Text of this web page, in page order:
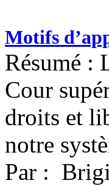
Motifs
Résumé :
Cour
droits et
notre
Par :